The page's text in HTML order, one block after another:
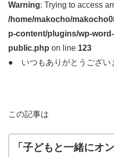
Warning: Trying to access
/home/makocho/
p-content/plugins/wp-
public.php on line 123
● いつもありがとうござい
この記事は
「子どもと一緒にオ